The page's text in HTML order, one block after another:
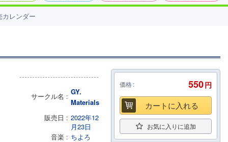
カレンダー
サークル名
GY.
Materials
販売日
2022年12
月23日
音楽
ちよろ
価格 550円
カートに入れる
お気に入りに追加